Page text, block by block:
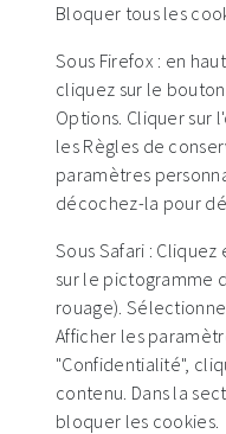
Bloquer tous les
Sous Firefox : en
cliquez sur le
Options. Cliquer sur
les Règles de
paramètres
décochez-la pour
Sous Safari :
sur le pictogramme
rouage).
Afficher les
"Confidentialité",
contenu. Dans la
bloquer les cookies.